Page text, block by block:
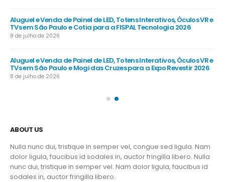
Aluguel e Venda de Painel de LED, Totens Interativos, Óculos VR e
TVs em São Paulo e Cotia para a FISPAL Tecnologia 2026
8 de julho de 2026
Aluguel e Venda de Painel de LED, Totens Interativos, Óculos VR e
TVs em São Paulo e Mogi das Cruzes para a Expo Revestir 2026
8 de julho de 2026
ABOUT US
Nulla nunc dui, tristique in semper vel, congue sed ligula. Nam
dolor ligula, faucibus id sodales in, auctor fringilla libero. Nulla
nunc dui, tristique in semper vel. Nam dolor ligula, faucibus id
sodales in, auctor fringilla libero.